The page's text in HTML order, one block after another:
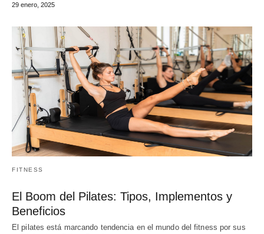
29 enero, 2025
FITNESS
El Boom del Pilates: Tipos, Implementos y
Beneficios
El pilates está marcando tendencia en el mundo del fitness por sus